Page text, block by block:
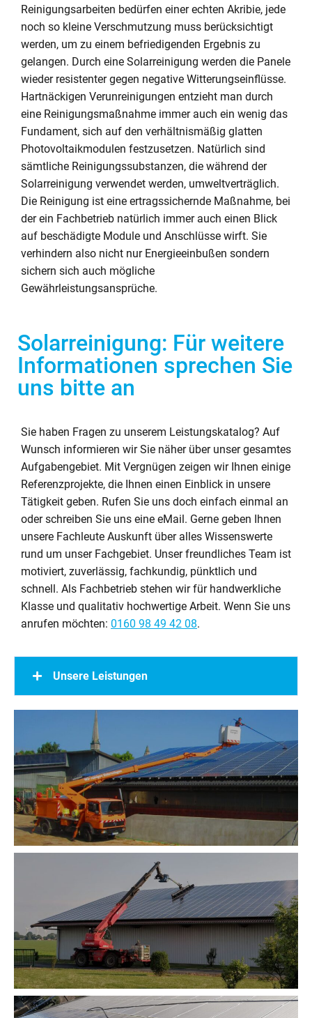
Reinigungsarbeiten bedürfen einer echten Akribie, jede
noch so kleine Verschmutzung muss berücksichtigt
werden, um zu einem befriedigenden Ergebnis zu
gelangen. Durch eine Solarreinigung werden die Panele
wieder resistenter gegen negative Witterungseinflüsse.
Hartnäckigen Verunreinigungen entzieht man durch
eine Reinigungsmaßnahme immer auch ein wenig das
Fundament, sich auf den verhältnismäßig glatten
Photovoltaikmodulen festzusetzen. Natürlich sind
sämtliche Reinigungssubstanzen, die während der
Solarreinigung verwendet werden, umweltverträglich.
Die Reinigung ist eine ertragssichernde Maßnahme, bei
der ein Fachbetrieb natürlich immer auch einen Blick
auf beschädigte Module und Anschlüsse wirft. Sie
verhindern also nicht nur Energieeinbußen sondern
sichern sich auch mögliche
Gewährleistungsansprüche.
Solarreinigung: Für weitere
Informationen sprechen Sie
uns bitte an
Sie haben Fragen zu unserem Leistungskatalog? Auf
Wunsch informieren wir Sie näher über unser gesamtes
Aufgabengebiet. Mit Vergnügen zeigen wir Ihnen einige
Referenzprojekte, die Ihnen einen Einblick in unsere
Tätigkeit geben. Rufen Sie uns doch einfach einmal an
oder schreiben Sie uns eine eMail. Gerne geben Ihnen
unsere Fachleute Auskunft über alles Wissenswerte
rund um unser Fachgebiet. Unser freundliches Team ist
motiviert, zuverlässig, fachkundig, pünktlich und
schnell. Als Fachbetrieb stehen wir für handwerkliche
Klasse und qualitativ hochwertige Arbeit. Wenn Sie uns
anrufen möchten: 0160 98 49 42 08.
Unsere Leistungen